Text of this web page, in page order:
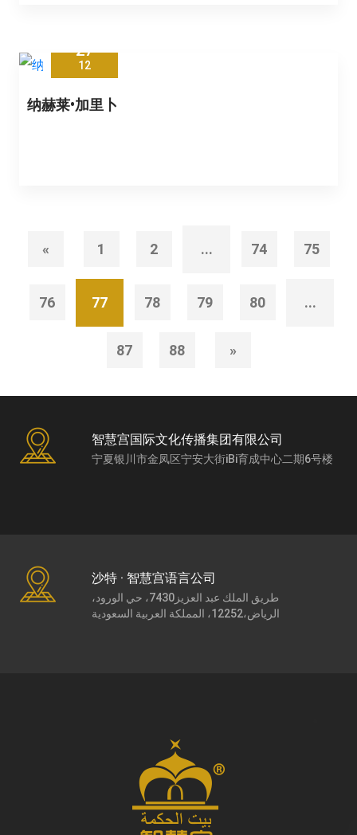
27
12
纳赫莱•加里卜
« 1 2 ... 74 75
76 77 78 79 80 ...
87 88 »
智慧宫国际文化传播集团有限公司
宁夏银川市金凤区宁安大街iBi育成中心二期6号楼
沙特 · 智慧宫语言公司
طريق الملك عبد العزيز7430، حي الورود،
الرياض،12252، المملكة العربية السعودية